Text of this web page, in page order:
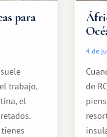
para
trabajo,
el
4 de
de